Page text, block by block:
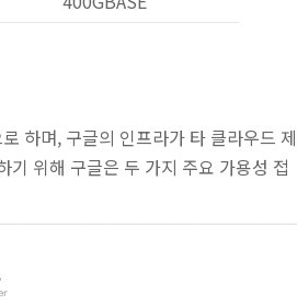
하며, 구글의 인프라가 타 클라우드 제
위해 구글은 두 가지 주요 가용성 접